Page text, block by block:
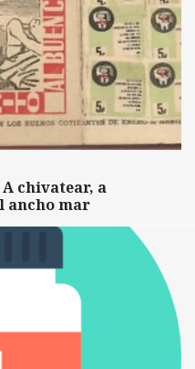
chivatear, a
ancho mar